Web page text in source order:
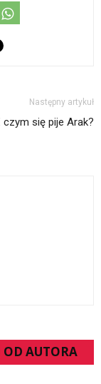
Następny artykuł
czym się pije Arak?
OD AUTORA